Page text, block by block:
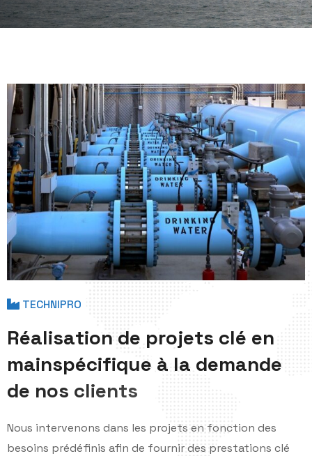
TECHNIPRO
Réalisation de projets clé en
mainspécifique à la demande
de nos clients
Nous intervenons dans les projets en fonction des
besoins prédéfinis afin de fournir des prestations clé